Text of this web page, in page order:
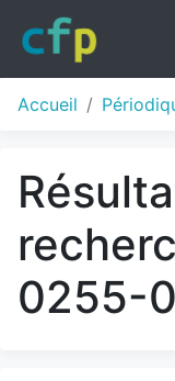
Accueil
0255-